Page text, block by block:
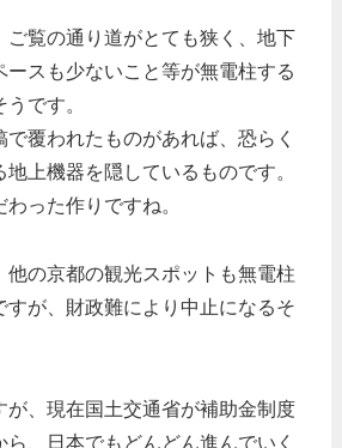
ご覧の通り道がとても狭く、地下
ースも少ないこと等が無電柱する
です。
覆われたものがあれば、恐らく
上機器を隠しているものです。
った作りですね。
他の京都の観光スポットも無電柱
すが、財政難により中止になるそ
が、現在国土交通省が補助金制度
ら、日本でもどんどん進んでいく